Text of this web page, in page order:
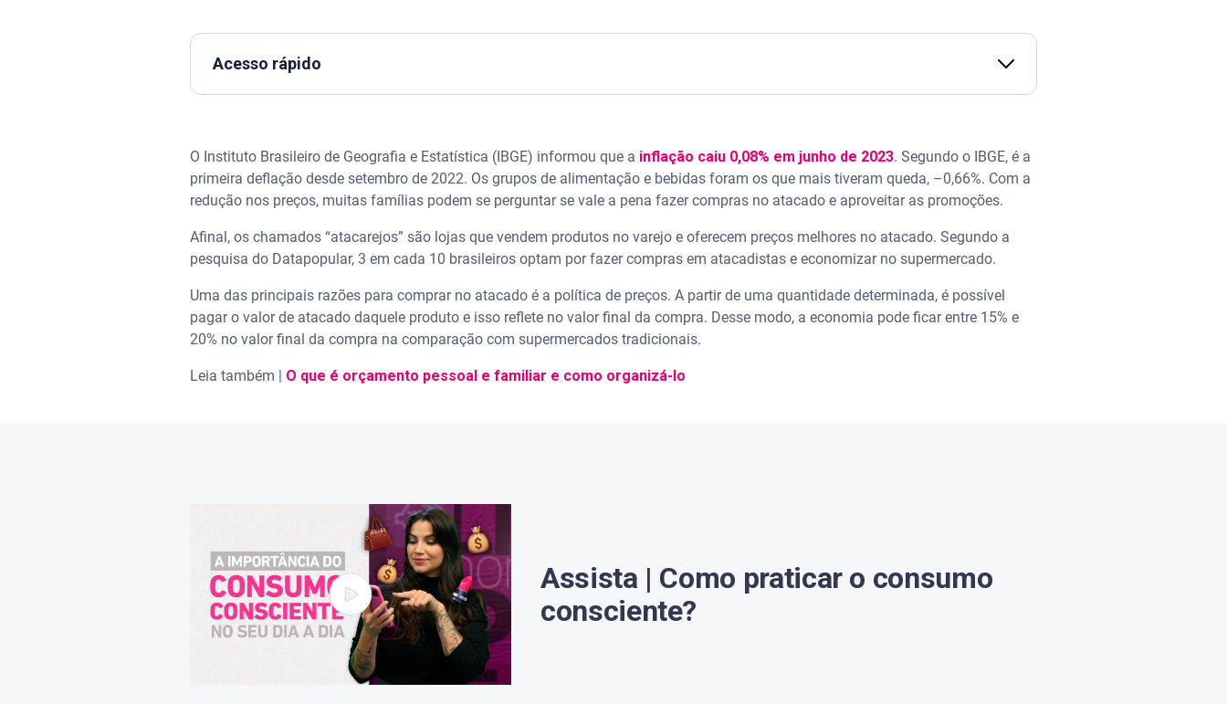
Acesso rápido
Quando vale a pena fazer compras no atacado
Quando não vale a pena comprar no atacado
Dicas para comprar no atacado
O que vale a pena comprar no atacado
O Instituto Brasileiro de Geografia e Estatística (IBGE) informou que a inflação caiu 0,08% em junho de 2023. Segundo o IBGE, é a
primeira deflação desde setembro de 2022. Os grupos de alimentação e bebidas foram os que mais tiveram queda, –0,66%. Com a
redução nos preços, muitas famílias podem se perguntar se vale a pena fazer compras no atacado e aproveitar as promoções.
Afinal, os chamados “atacarejos” são lojas que vendem produtos no varejo e oferecem preços melhores no atacado. Segundo a
pesquisa do Datapopular, 3 em cada 10 brasileiros optam por fazer compras em atacadistas e economizar no supermercado.
Uma das principais razões para comprar no atacado é a política de preços. A partir de uma quantidade determinada, é possível
pagar o valor de atacado daquele produto e isso reflete no valor final da compra. Desse modo, a economia pode ficar entre 15% e
20% no valor final da compra na comparação com supermercados tradicionais.
Leia também | O que é orçamento pessoal e familiar e como organizá-lo
Assista | Como praticar o consumo
consciente?